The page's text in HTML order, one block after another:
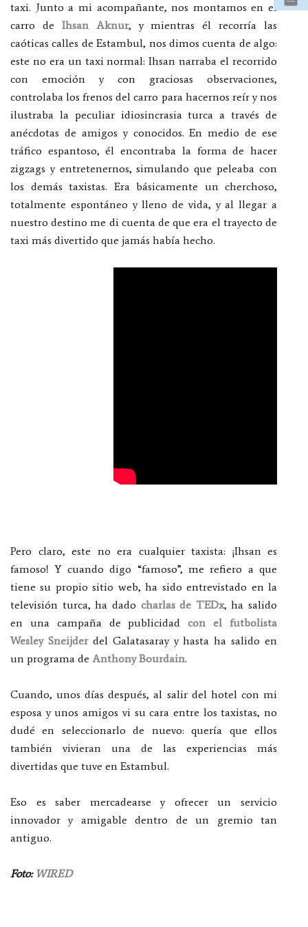
taxi. Junto a mi acompañante, nos montamos en el
carro de Ihsan Aknur, y mientras él recorría las
caóticas calles de Estambul, nos dimos cuenta de algo:
este no era un taxi normal: Ihsan narraba el recorrido
con emoción y con graciosas observaciones,
controlaba los frenos del carro para hacernos reír y nos
ilustraba la peculiar idiosincrasia turca a través de
anécdotas de amigos y conocidos. En medio de ese
tráfico espantoso, él encontraba la forma de hacer
zigzags y entretenernos, simulando que peleaba con
los demás taxistas. Era básicamente un cherchoso,
totalmente espontáneo y lleno de vida, y al llegar a
nuestro destino me di cuenta de que era el trayecto de
taxi más divertido que jamás había hecho.
Pero claro, este no era cualquier taxista: ¡Ihsan es
famoso! Y cuando digo “famoso”, me refiero a que
tiene su propio sitio web, ha sido entrevistado en la
televisión turca, ha dado charlas de TEDx, ha salido
en una campaña de publicidad con el futbolista
Wesley Sneijderdel Galatasaray y hasta ha salido en
un programa de Anthony Bourdain.
Cuando, unos días después, al salir del hotel con mi
esposa y unos amigos vi su cara entre los taxistas, no
dudé en seleccionarlo de nuevo: quería que ellos
también vivieran una de las experiencias más
divertidas que tuve en Estambul.
Eso es saber mercadearse y ofrecer un servicio
innovador y amigable dentro de un gremio tan
antiguo.
Foto: WIRED